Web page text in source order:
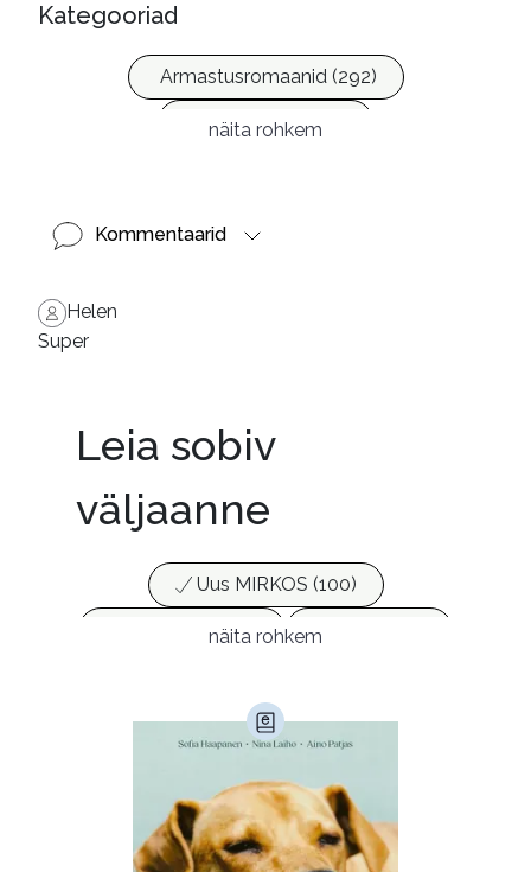
Kategooriad
Armastusromaanid (292)
Ilukirjandus (4257)
näita rohkem
Kommentaarid
Helen
Super
Leia sobiv
väljaanne
Uus MIRKOS (100)
Populaarsed (25)
Ajakirjad (17)
Armastusromaanid (292)
Biograafiad (228)
Eesti kirjandus (1773)
näita rohkem